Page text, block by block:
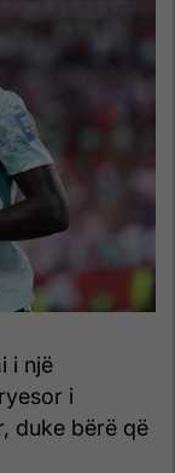
i një
i
duke bërë që